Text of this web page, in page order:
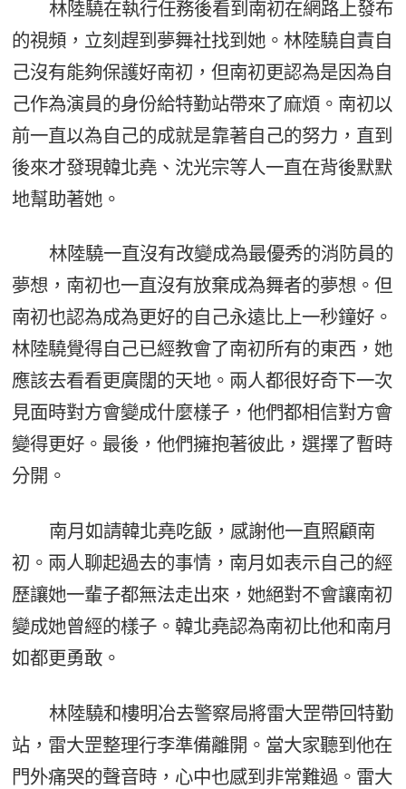
林陸驍在執行任務後看到南初在網路上發布
的視頻，立刻趕到夢舞社找到她。林陸驍自責自
己沒有能夠保護好南初，但南初更認為是因為自
己作為演員的身份給特勤站帶來了麻煩。南初以
前一直以為自己的成就是靠著自己的努力，直到
後來才發現韓北堯、沈光宗等人一直在背後默默
地幫助著她。
林陸驍一直沒有改變成為最優秀的消防員的
夢想，南初也一直沒有放棄成為舞者的夢想。但
南初也認為成為更好的自己永遠比上一秒鐘好。
林陸驍覺得自己已經教會了南初所有的東西，她
應該去看看更廣闊的天地。兩人都很好奇下一次
見面時對方會變成什麼樣子，他們都相信對方會
變得更好。最後，他們擁抱著彼此，選擇了暫時
分開。
南月如請韓北堯吃飯，感謝他一直照顧南
初。兩人聊起過去的事情，南月如表示自己的經
歷讓她一輩子都無法走出來，她絕對不會讓南初
變成她曾經的樣子。韓北堯認為南初比他和南月
如都更勇敢。
林陸驍和樓明冶去警察局將雷大罡帶回特勤
站，雷大罡整理行李準備離開。當大家聽到他在
門外痛哭的聲音時，心中也感到非常難過。雷大